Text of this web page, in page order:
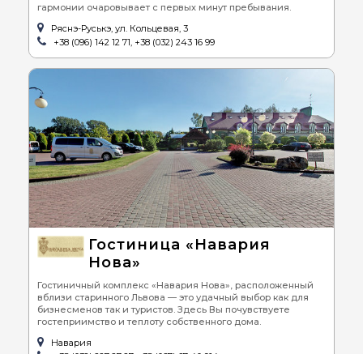
гармонии очаровывает с первых минут пребывания.
Ряснэ-Руськэ, ул. Кольцевая, 3
+38 (096) 142 12 71, +38 (032) 243 16 99
Гостиница «Навария
Нова»
Гостиничный комплекс «Навария Нова», расположенный
вблизи старинного Львова — это удачный выбор как для
бизнесменов так и туристов. Здесь Вы почувствуете
гостеприимство и теплоту собственного дома.
Навария